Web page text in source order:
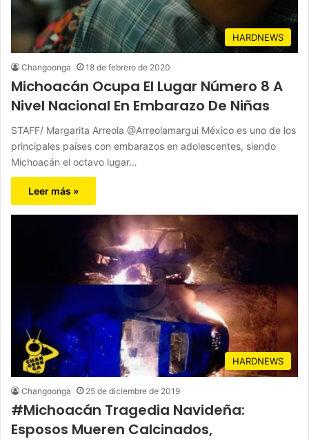
HARDNEWS
Changoonga 18 de febrero de 2020
Michoacán Ocupa El Lugar Número 8 A
Nivel Nacional En Embarazo De Niñas
STAFF/ Margarita Arreola @Arreolamargui México es uno de los
principales países con embarazos en adolescentes, siendo
Michoacán el octavo lugar…
Leer más »
HARDNEWS
Changoonga 25 de diciembre de 2019
#Michoacán Tragedia Navideña:
Esposos Mueren Calcinados,